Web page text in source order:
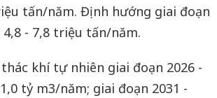
tấn/năm. Định hướng giai đoạn
4,8 - 7,8 triệu tấn/năm.
khí tự nhiên giai đoạn 2026 -
tỷ m3/năm; giai đoạn 2031 -